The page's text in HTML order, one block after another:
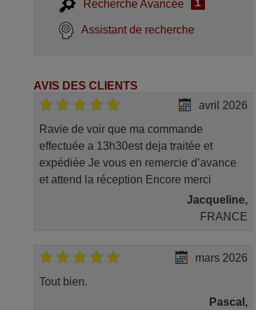
Recherche Avancée i
Assistant de recherche
AVIS DES CLIENTS
avril 2026
Ravie de voir que ma commande
effectuée a 13h30est deja traitée et
expédiée Je vous en remercie d’avance
et attend la réception Encore merci
Jacqueline,
FRANCE
mars 2026
Tout bien.
Pascal,